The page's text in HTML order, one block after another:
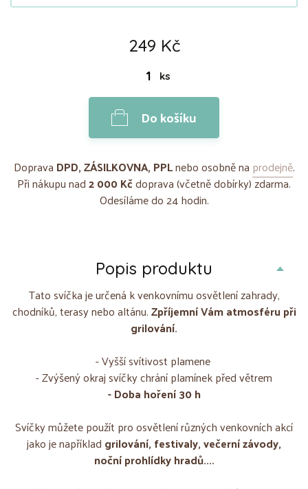
249 Kč
ks
Do košíku
Doprava DPD, ZÁSILKOVNA, PPLnebo osobně na prodejně.
Při nákupu nad2 000 Kčdoprava (včetně dobírky) zdarma.
Odesíláme do 24 hodin.
Popis produktu
Tato svíčka je určená k venkovnímu osvětlení zahrady,
chodníků, terasy nebo altánu.Zpříjemní Vám atmosféru při
grilování.
- Vyšší svítivost plamene
- Zvýšený okraj svíčky chrání plamínek před větrem
- Doba hoření 30 h
Svíčky můžete použít pro osvětlení různých venkovních akcí
jako je například grilování, festivaly, večerní závody,
noční prohlídky hradů....